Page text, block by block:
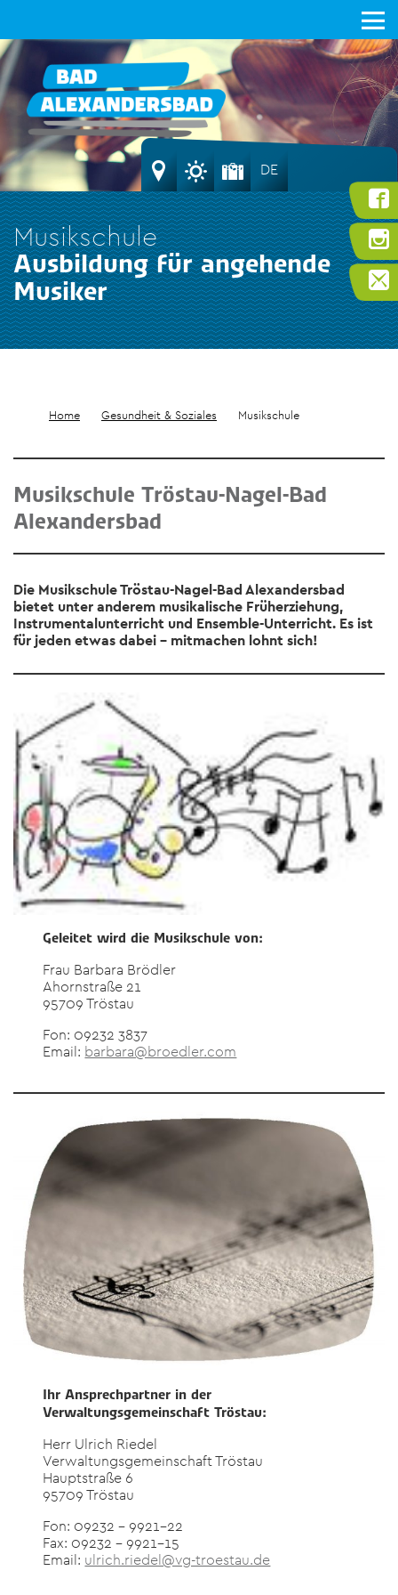
Musikschule
Ausbildung für angehende
Musiker
DE
Home Gesundheit & Soziales Musikschule
Musikschule Tröstau-Nagel-Bad
Alexandersbad
Die Musikschule Tröstau-Nagel-Bad Alexandersbad
bietet unter anderem musikalische Früherziehung,
Instrumentalunterricht und Ensemble-Unterricht. Es ist
für jeden etwas dabei – mitmachen lohnt sich!
Geleitet wird die Musikschule von:
Frau Barbara Brödler
Ahornstraße 21
95709 Tröstau
Fon: 09232 3837
Email: barbara@broedler.com
Ihr Ansprechpartner in der
Verwaltungsgemeinschaft Tröstau:
Herr Ulrich Riedel
Verwaltungsgemeinschaft Tröstau
Hauptstraße 6
95709 Tröstau
Fon: 09232 – 9921-22
Fax: 09232 – 9921-15
Email: ulrich.riedel@vg-troestau.de